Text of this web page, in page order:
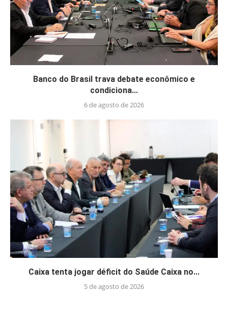
Banco do Brasil trava debate econômico e
condiciona...
6 de agosto de 2026
Caixa tenta jogar déficit do Saúde Caixa no...
5 de agosto de 2026